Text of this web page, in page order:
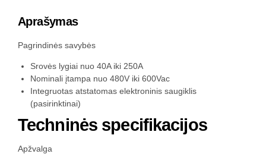
Aprašymas
Pagrindinės savybės
Srovės lygiai nuo 40A iki 250A
Nominali įtampa nuo 480V iki 600Vac
Integruotas atstatomas elektroninis saugiklis
(pasirinktinai)
Techninės specifikacijos
Apžvalga